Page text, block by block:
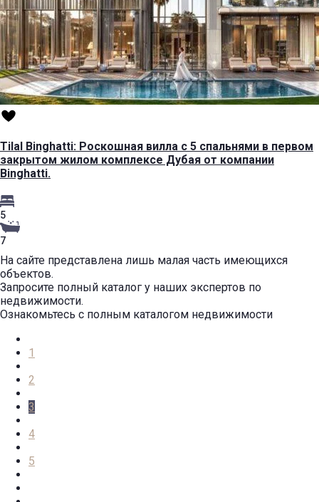
Tilal Binghatti: Роскошная вилла с 5 спальнями в первом
закрытом жилом комплексе Дубая от компании
Binghatti.
5
7
На сайте представлена лишь малая часть имеющихся
объектов.
Запросите полный каталог у наших экспертов по
недвижимости.
Ознакомьтесь с полным каталогом недвижимости
1
2
3
4
5